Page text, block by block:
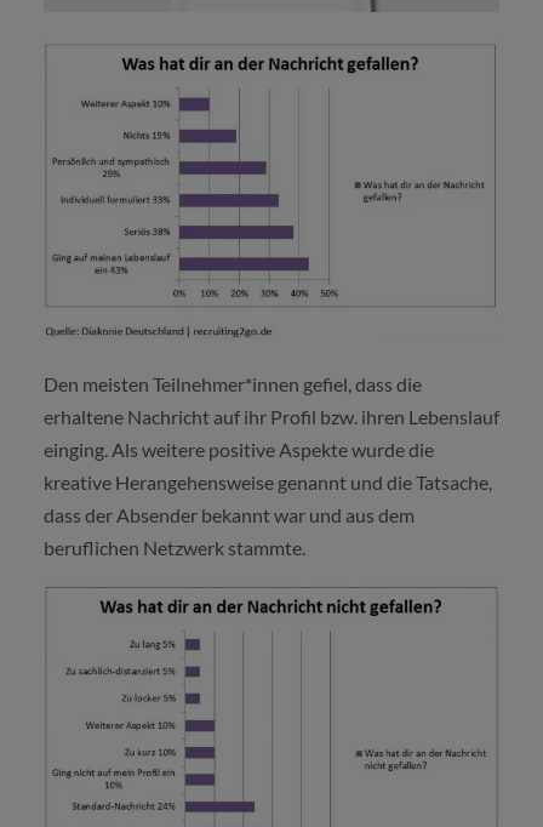
Den meisten Teilnehmer*innen gefiel, dass die
erhaltene Nachricht auf ihr Profil bzw. ihren Lebenslauf
einging. Als weitere positive Aspekte wurde die
kreative Herangehensweise genannt und die Tatsache,
dass der Absender bekannt war und aus dem
beruflichen Netzwerk stammte.